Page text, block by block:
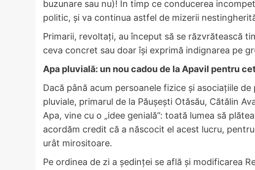
buzunare sau nu)! În timp ce conducerea
politic, și va continua astfel de mizerii
Primarii, revoltați, au început să se răzvrătească
ceva concret sau doar își exprimă indignarea pe
Apa pluvială: un nou cadou de la Apavil pentru
Dacă până acum persoanele fizice și asociațiile
pluviale, primarul de la Păușești Otăsău, Cătălin
Apa, vine cu o „idee genială”: toată lumea să
acordăm credit că a născocit el acest lucru,
urât mirositoare.
Pe ordinea de zi a ședinței se află și modificarea